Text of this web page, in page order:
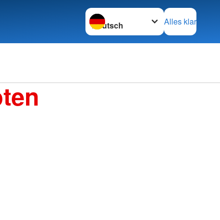
Sprache wechseln zu
Alles klar